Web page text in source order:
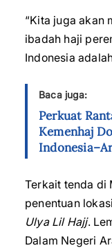
“Kita juga akan
ibadah haji
Indonesia
Baca juga:
Perkuat
Kemenhaj
Terkait tenda di
penentuan
Ulya Lil Hajj.
Dalam Negeri